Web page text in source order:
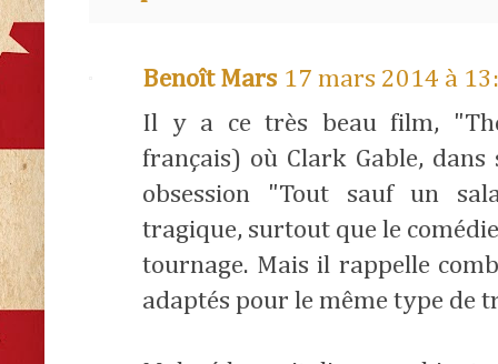
Benoît Mars 17 mars 2014 à
Il y a ce très beau film,
français) où Clark Gable,
obsession "Tout sauf un
tragique, surtout que le
tournage. Mais il rappelle
adaptés pour le même type de